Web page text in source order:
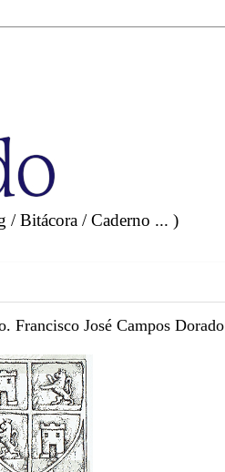
/ Bitácora / Caderno ... )
Francisco José Campos Dorado